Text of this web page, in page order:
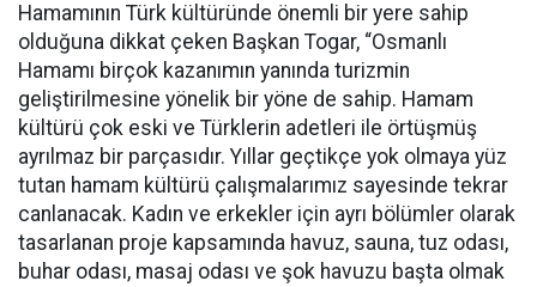
Hamamının Türk kültüründe önemli bir yere sahip
olduğuna dikkat çeken Başkan Togar, “Osmanlı
Hamamı birçok kazanımın yanında turizmin
geliştirilmesine yönelik bir yöne de sahip. Hamam
kültürü çok eski ve Türklerin adetleri ile örtüşmüş
ayrılmaz bir parçasıdır. Yıllar geçtikçe yok olmaya yüz
tutan hamam kültürü çalışmalarımız sayesinde tekrar
canlanacak. Kadın ve erkekler için ayrı bölümler olarak
tasarlanan proje kapsamında havuz, sauna, tuz odası,
buhar odası, masaj odası ve şok havuzu başta olmak